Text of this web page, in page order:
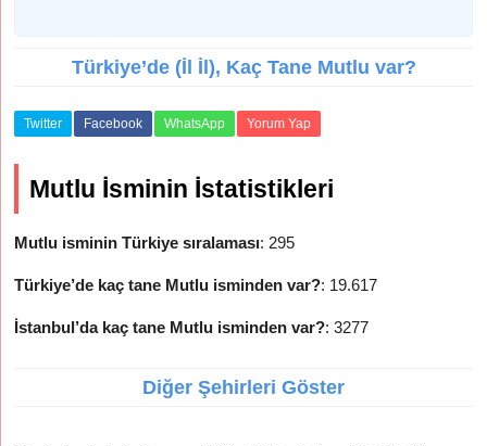
Türkiye’de (İl İl), Kaç Tane Mutlu var?
Twitter Facebook WhatsApp Yorum Yap
Mutlu İsminin İstatistikleri
Mutlu isminin Türkiye sıralaması: 295
Türkiye’de kaç tane Mutlu isminden var?: 19.617
İstanbul’da kaç tane Mutlu isminden var?: 3277
Diğer Şehirleri Göster